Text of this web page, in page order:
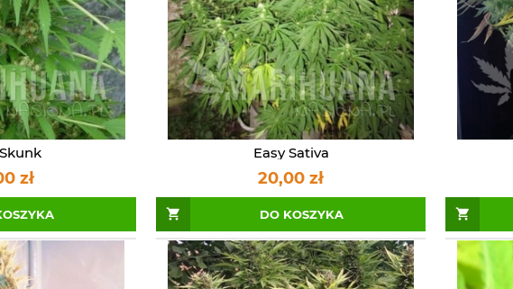
zł
Easy Sativa
20,00 zł
DO KOSZYKA